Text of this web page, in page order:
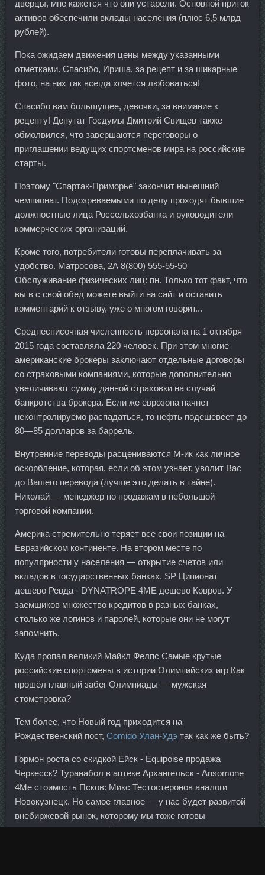
дверцы, мне кажется что они устарели. Основной приток
активов обеспечили вклады населения (плюс 6,5 млрд
рублей).
Пока ожидаем движения цены между указанными
отметками. Спасибо, Ириша, за рецепт и за шикарные
фото, на них так всегда хочется любоваться!
Спасибо вам большущее, девочки, за внимание к
рецепту! Депутат Госдумы Дмитрий Свищев также
обмолвился, что завершаются переговоры о
приглашении ведущих спортсменов мира на российские
старты.
Поэтому "Спартак-Приморье" закончит нынешний
чемпионат. Подозреваемыми по делу проходят бывшие
должностные лица Россельхозбанка и руководители
коммерческих организаций.
Кроме того, потребители готовы переплачивать за
удобство. Матросова, 2А 8(800) 555-55-50
Обслуживание физических лиц: пн. Только тот факт, что
вы в с свой обед можете выйти на сайт и оставить
комментарий к отзыву, уже о многом говорит...
Среднесписочная численность персонала на 1 октября
2015 года составляла 220 человек. При этом многие
американские брокеры заключают отдельные договоры
со страховыми компаниями, которые дополнительно
увеличивают сумму данной страховки на случай
банкротства брокера. Если же еврозона начнет
неконтролируемо распадаться, то нефть подешевеет до
80—85 долларов за баррель.
Внутренние переводы расцениваются М-ик как личное
оскорбление, которая, если об этом узнает, уволит Вас
до Вашего перевода (лучше это делать в тайне).
Николай — менеджер по продажам в небольшой
торговой компании.
Америка стремительно теряет все свои позиции на
Евразийском континенте. На втором месте по
популярности у населения — открытие счетов или
вкладов в государственных банках. SP Ципионат
дешево Ревда - DYNATROPE 4ME дешево Ковров. У
заемщиков множество кредитов в разных банках,
столько же логинов и паролей, которые они не могут
запомнить.
Куда пропал великий Майкл Фелпс Самые крутые
российские спортсмены в истории Олимпийских игр Как
прошёл главный забег Олимпиады — мужская
стометровка?
Тем более, что Новый год приходится на
Рождественский пост, Comido Улан-Удэ так как же быть?
Гормон роста со скидкой Ейск - Equipoise продажа
Черкесск? Туранабол в аптеке Архангельск - Ansomone
4Me стоимость Псков: Микс Тестостеронов аналоги
Новокузнецк. Но самое главное — у нас будет развитой
внебиржевой рынок, которому мы тоже готовы
предоставлять услуги. В идеале же, по мнению звезды,